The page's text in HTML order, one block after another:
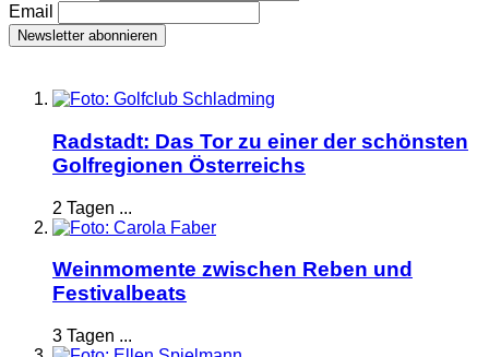
Email
Radstadt: Das Tor zu einer der schönsten
Golfregionen Österreichs
2 Tagen ...
Weinmomente zwischen Reben und
Festivalbeats
3 Tagen ...